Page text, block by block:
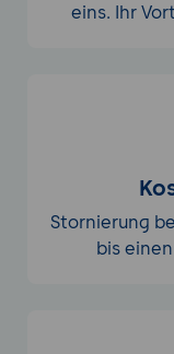
eins. Ihr
Stornierung
bis